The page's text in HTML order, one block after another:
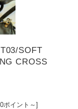
SOFT
CROSS
ポイント～]